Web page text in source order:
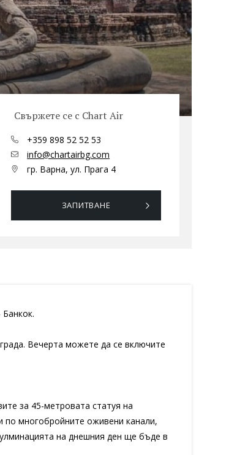
Свържете се с Chart Air
+359 898 52 52 53
info@chartairbg.com
гр. Варна, ул. Прага 4
ЗАПИТВАНЕ
Вечерта можете да се включите
за 45-метровата статуя на
по многобройните оживени канали,
на днешния ден ще бъде в